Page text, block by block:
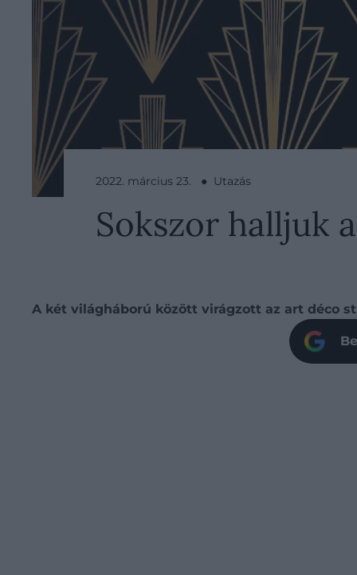
2022. március 23. ● Utazás
Sokszor halljuk
A két világháború között virágzott az art déco